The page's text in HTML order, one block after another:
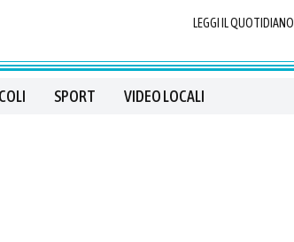
LEGGI IL QUOTIDIANO
SPORT VIDEO LOCALI